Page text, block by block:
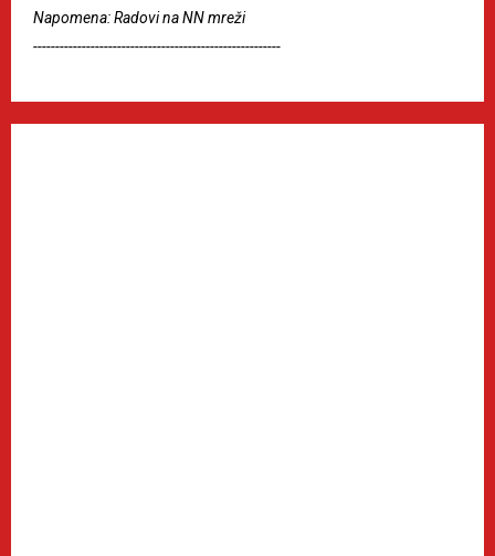
Napomena: Radovi na NN mreži
--------------------------------------------------------